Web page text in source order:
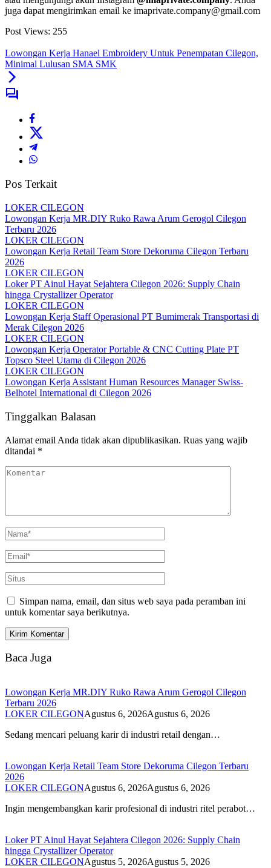
juga dapat mengirimkan email ke imaprivate.company@gmail.com
Post Views: 255
Lowongan Kerja Hanael Embroidery Untuk Penempatan Cilegon,
Minimal Lulusan SMA SMK
Pos Terkait
LOKER CILEGON
Lowongan Kerja MR.DIY Ruko Rawa Arum Gerogol Cilegon
Terbaru 2026
LOKER CILEGON
Lowongan Kerja Retail Team Store Dekoruma Cilegon Terbaru
2026
LOKER CILEGON
Loker PT Ainul Hayat Sejahtera Cilegon 2026: Supply Chain
hingga Crystallizer Operator
LOKER CILEGON
Lowongan Kerja Staff Operasional PT Bumimerak Transportasi di
Merak Cilegon 2026
LOKER CILEGON
Lowongan Kerja Operator Portable & CNC Cutting Plate PT
Topsco Steel Utama di Cilegon 2026
LOKER CILEGON
Lowongan Kerja Assistant Human Resources Manager Swiss-
Belhotel International di Cilegon 2026
Tinggalkan Balasan
Alamat email Anda tidak akan dipublikasikan. Ruas yang wajib
ditandai *
Simpan nama, email, dan situs web saya pada peramban ini
untuk komentar saya berikutnya.
Baca Juga
Lowongan Kerja MR.DIY Ruko Rawa Arum Gerogol Cilegon
Terbaru 2026
LOKER CILEGONAgustus 6, 2026Agustus 6, 2026
Sedang mencari peluang karir di industri retail dengan…
Lowongan Kerja Retail Team Store Dekoruma Cilegon Terbaru
2026
LOKER CILEGONAgustus 6, 2026Agustus 6, 2026
Ingin mengembangkan karir profesional di industri ritel perabot…
Loker PT Ainul Hayat Sejahtera Cilegon 2026: Supply Chain
hingga Crystallizer Operator
LOKER CILEGONAgustus 5, 2026Agustus 5, 2026